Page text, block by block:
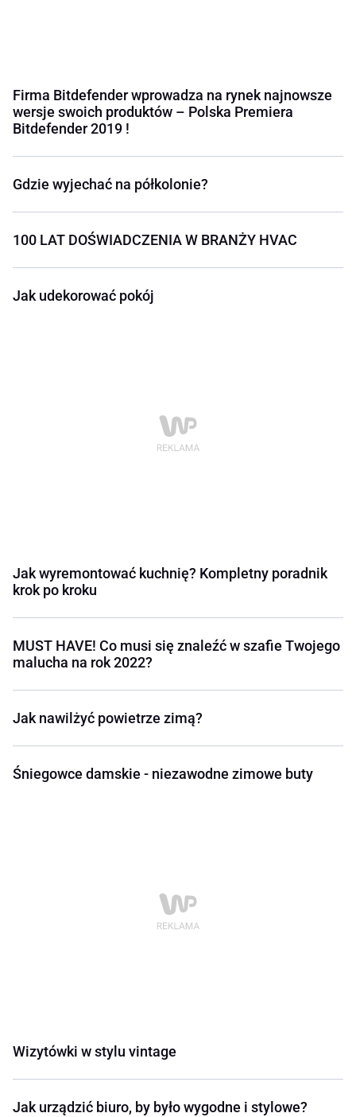
Firma Bitdefender wprowadza na rynek najnowsze
wersje swoich produktów – Polska Premiera
Bitdefender 2019 !
Gdzie wyjechać na półkolonie?
100 LAT DOŚWIADCZENIA W BRANŻY HVAC
Jak udekorować pokój
Jak wyremontować kuchnię? Kompletny poradnik
krok po kroku
MUST HAVE! Co musi się znaleźć w szafie Twojego
malucha na rok 2022?
Jak nawilżyć powietrze zimą?
Śniegowce damskie - niezawodne zimowe buty
Wizytówki w stylu vintage
Jak urządzić biuro, by było wygodne i stylowe?